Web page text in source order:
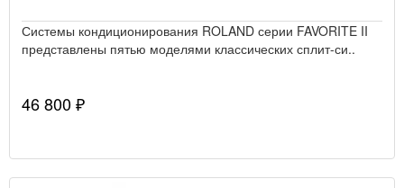
Системы кондиционирования ROLAND серии FAVORITE II
представлены пятью моделями классических сплит-си..
46 800 ₽